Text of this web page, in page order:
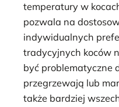
temperatury w
pozwala na
indywidualnych
tradycyjnych koców
być problematyczne
przegrzewają lub
także bardziej